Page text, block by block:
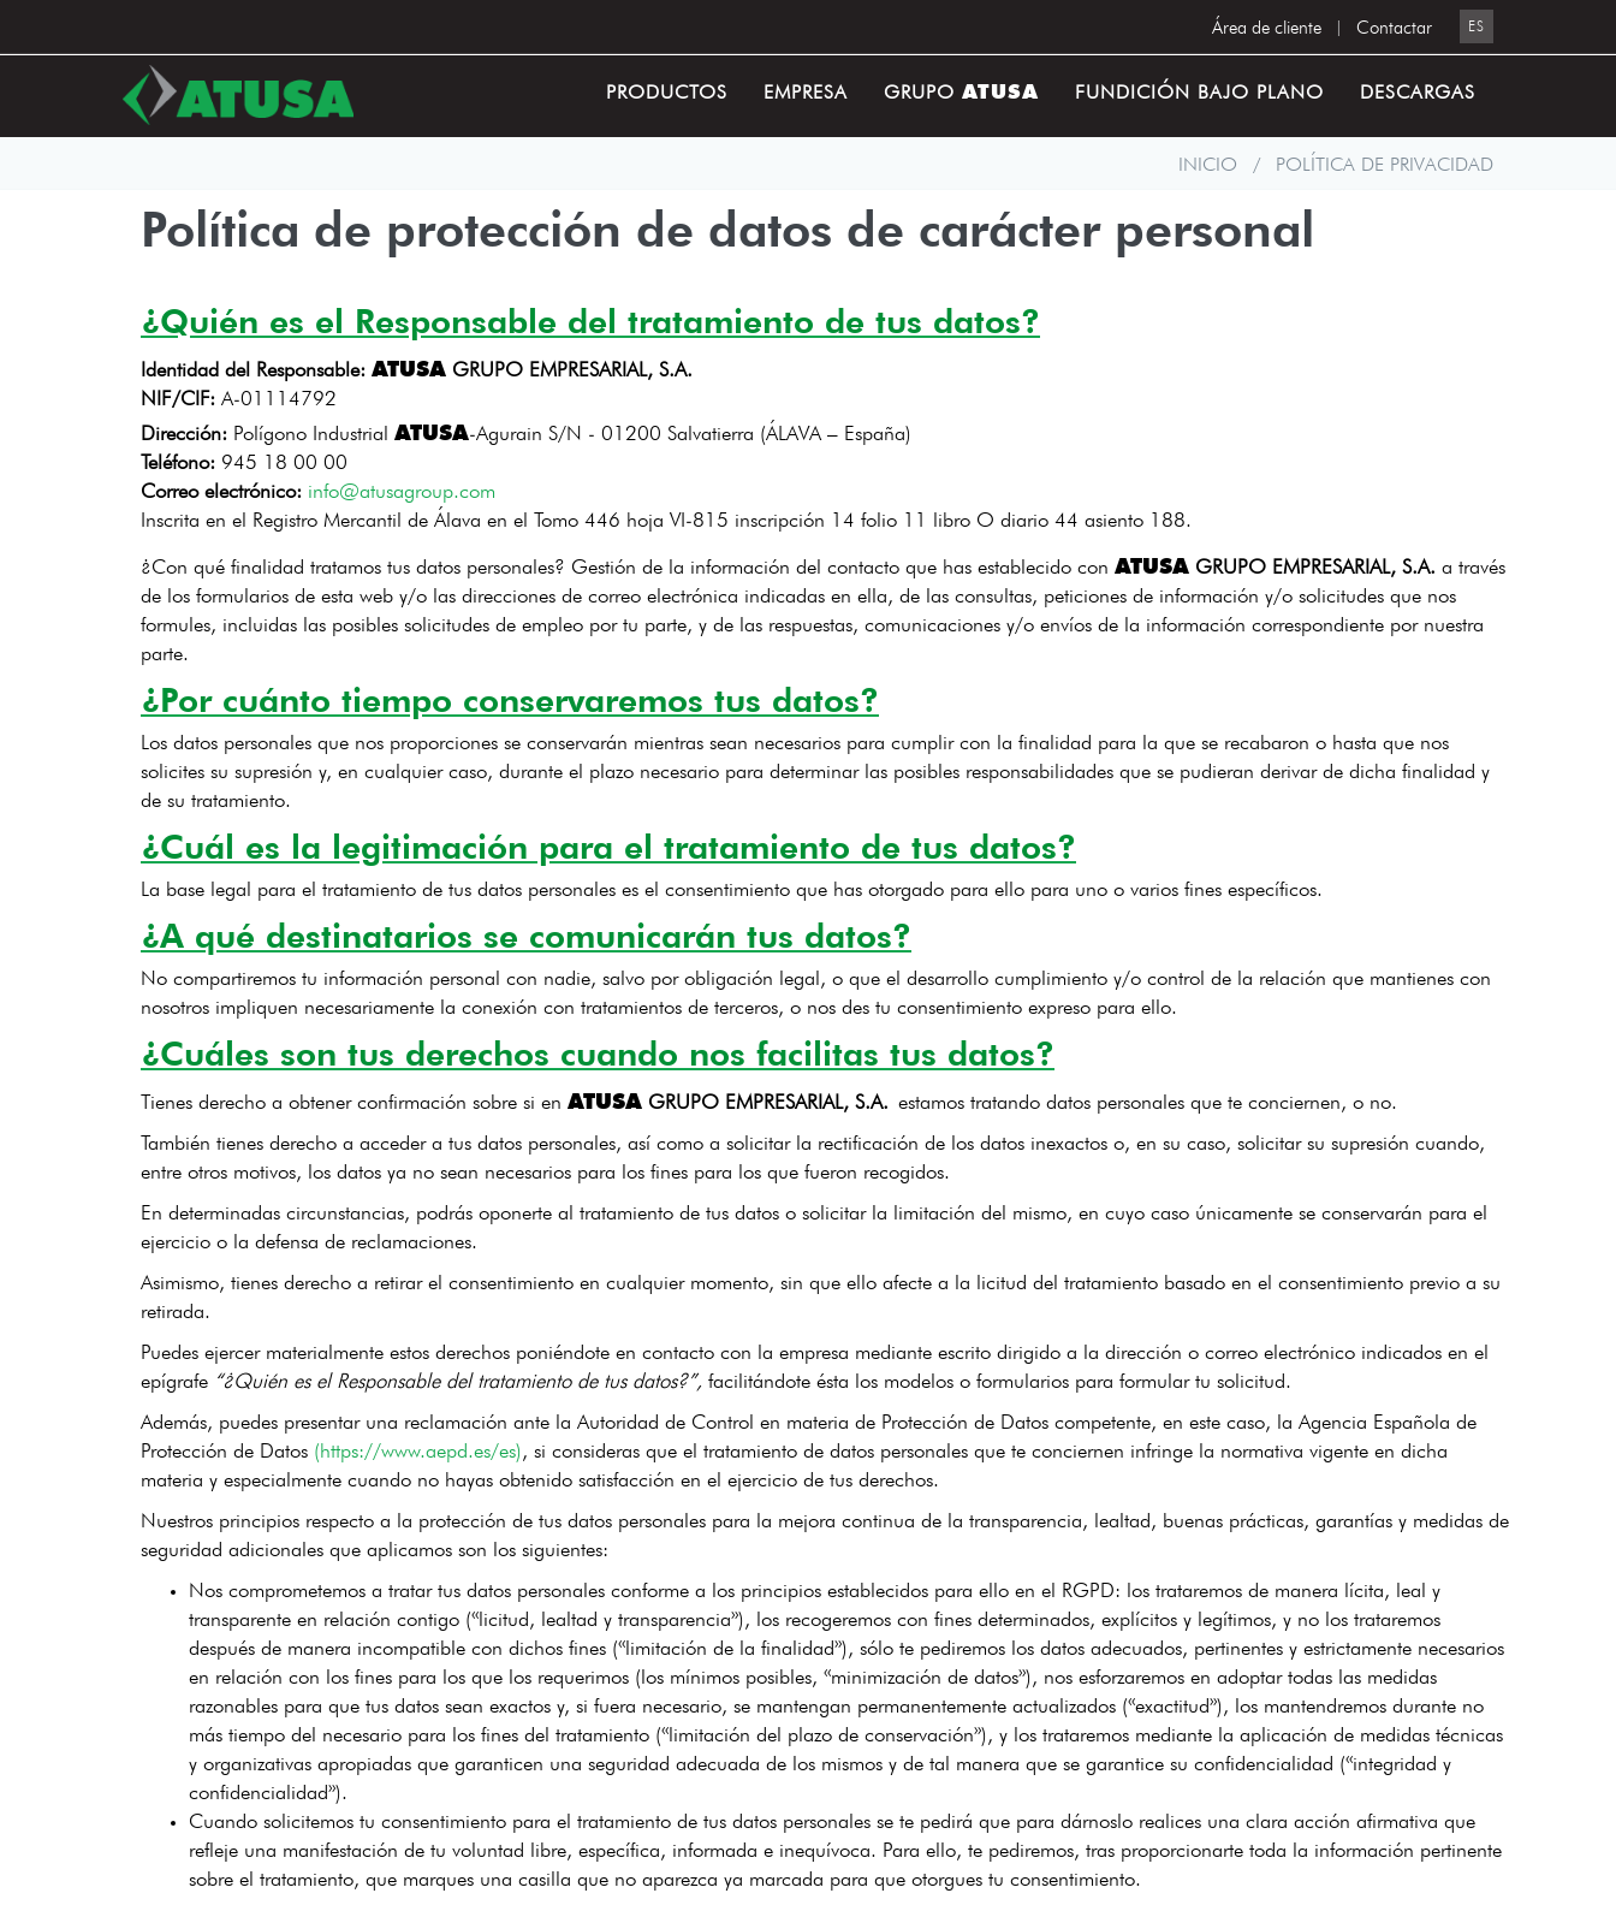
Área de cliente Contactar ES
PRODUCTOS EMPRESA GRUPO ATUSA FUNDICIÓN BAJO PLANO DESCARGAS
INICIO / POLÍTICA DE PRIVACIDAD
Política de protección de datos de carácter personal
¿Quién es el Responsable del tratamiento de tus datos?
Identidad del Responsable: ATUSA
GRUPO EMPRESARIAL, S.A.
NIF/CIF: A-01114792
Dirección: Polígono Industrial ATUSA -Agurain S/N - 01200 Salvatierra (ÁLAVA – España)
Teléfono: 945 18 00 00
Correo electrónico: info@atusagroup.com
Inscrita en el Registro Mercantil de Álava en el Tomo 446 hoja VI-815 inscripción 14 folio 11 libro O diario 44 asiento 188.
¿Con qué finalidad tratamos tus datos personales? Gestión de la información del contacto que has establecido con ATUSA GRUPO EMPRESARIAL, S.A. a través
de los formularios de esta web y/o las direcciones de correo electrónica indicadas en ella, de las consultas, peticiones de información y/o solicitudes que nos
formules, incluidas las posibles solicitudes de empleo por tu parte, y de las respuestas, comunicaciones y/o envíos de la información correspondiente por nuestra
parte.
¿Por cuánto tiempo conservaremos tus datos?
Los datos personales que nos proporciones se conservarán mientras sean necesarios para cumplir con la finalidad para la que se recabaron o hasta que nos
solicites su supresión y, en cualquier caso, durante el plazo necesario para determinar las posibles responsabilidades que se pudieran derivar de dicha finalidad y
de su tratamiento.
¿Cuál es la legitimación para el tratamiento de tus datos?
La base legal para el tratamiento de tus datos personales es el consentimiento que has otorgado para ello para uno o varios fines específicos.
¿A qué destinatarios se comunicarán tus datos?
No compartiremos tu información personal con nadie, salvo por obligación legal, o que el desarrollo cumplimiento y/o control de la relación que mantienes con
nosotros impliquen necesariamente la conexión con tratamientos de terceros, o nos des tu consentimiento expreso para ello.
¿Cuáles son tus derechos cuando nos facilitas tus datos?
Tienes derecho a obtener confirmación sobre si en ATUSA GRUPO EMPRESARIAL, S.A. estamos tratando datos personales que te conciernen, o no.
También tienes derecho a acceder a tus datos personales, así como a solicitar la rectificación de los datos inexactos o, en su caso, solicitar su supresión cuando,
entre otros motivos, los datos ya no sean necesarios para los fines para los que fueron recogidos.
En determinadas circunstancias, podrás oponerte al tratamiento de tus datos o solicitar la limitación del mismo, en cuyo caso únicamente se conservarán para el
ejercicio o la defensa de reclamaciones.
Asimismo, tienes derecho a retirar el consentimiento en cualquier momento, sin que ello afecte a la licitud del tratamiento basado en el consentimiento previo a su
retirada.
Puedes ejercer materialmente estos derechos poniéndote en contacto con la empresa mediante escrito dirigido a la dirección o correo electrónico indicados en el
epígrafe “¿Quién es el Responsable del tratamiento de tus datos?”, facilitándote ésta los modelos o formularios para formular tu solicitud.
Además, puedes presentar una reclamación ante la Autoridad de Control en materia de Protección de Datos competente, en este caso, la Agencia Española de
Protección de Datos (https://www.aepd.es/es) , si consideras que el tratamiento de datos personales que te conciernen infringe la normativa vigente en dicha
materia y especialmente cuando no hayas obtenido satisfacción en el ejercicio de tus derechos.
Nuestros principios respecto a la protección de tus datos personales para la mejora continua de la transparencia, lealtad, buenas prácticas, garantías y medidas de
seguridad adicionales que aplicamos son los siguientes:
Nos comprometemos a tratar tus datos personales conforme a los principios establecidos para ello en el RGPD: los trataremos de manera lícita, leal y
transparente en relación contigo («licitud, lealtad y transparencia»), los recogeremos con fines determinados, explícitos y legítimos, y no los trataremos
después de manera incompatible con dichos fines («limitación de la finalidad»), sólo te pediremos los datos adecuados, pertinentes y estrictamente necesarios
en relación con los fines para los que los requerimos (los mínimos posibles, «minimización de datos»), nos esforzaremos en adoptar todas las medidas
razonables para que tus datos sean exactos y, si fuera necesario, se mantengan permanentemente actualizados («exactitud»), los mantendremos durante no
más tiempo del necesario para los fines del tratamiento («limitación del plazo de conservación»), y los trataremos mediante la aplicación de medidas técnicas
y organizativas apropiadas que garanticen una seguridad adecuada de los mismos y de tal manera que se garantice su confidencialidad («integridad y
confidencialidad»).
Cuando solicitemos tu consentimiento para el tratamiento de tus datos personales se te pedirá que para dárnoslo realices una clara acción afirmativa que
refleje una manifestación de tu voluntad libre, específica, informada e inequívoca. Para ello, te pediremos, tras proporcionarte toda la información pertinente
sobre el tratamiento, que marques una casilla que no aparezca ya marcada para que otorgues tu consentimiento.